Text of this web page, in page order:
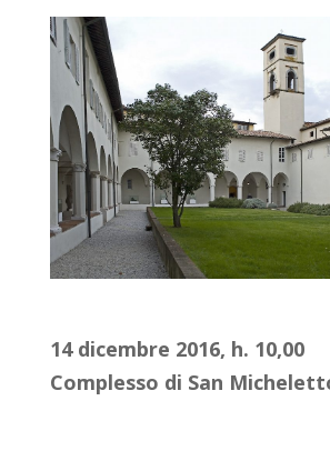
14 dicembre 2016, h. 10,00
Complesso di San